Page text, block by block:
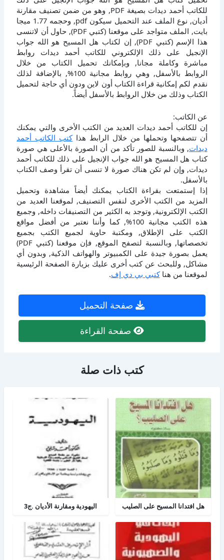
للكاتب أحمد ديدات بصيغة PDF, وهو من ضمن تصنيف مقارنة
أديان, نوع الملف عند التحميل سيكون pdf, وحجمه 1.77 ميجا
بايت, الملف متواجد على موقعنا (كتبي PDF), حاول أن لاتنسى
هذا الإسم (كتبي PDF), إن لكتاب هل المسيح هو الله جواب
الإنجيل على ذلك الإلكتروني للكاتب أحمد ديدات روابط
مباشرة وكاملة مجانا, وبإمكانك تحميل الكتاب من خلال
الروابط بالأسفل, وهي روابط مجانية 100%, بالإضافة لذلك
نقدم لكم إمكانية قراءة الكتاب أون لاين ودون أي حاجة لتحميل
الكتاب وذلك من خلال الروابط بالأسفل أيضاً.
عن الكاتب:
إن للكاتب أحمد ديدات العديد من الكتب الأخرى والتي يمكنك
أن تتصفحها وتحملها من خلال الرابط هذاكتب الكاتب أحمد
ديدات, وبالنسبة للصور تأكد من أن الصورة بالأعلى هي صورة
كتاب هل المسيح هو الله جواب الإنجيل على ذلك للكاتب أحمد
ديدات, وإن لم تكن هناك صورة لا تنسى أن تقرأ وصف الكتاب
بالأسفل.
إذا إستمتعت بقراءة الكتاب يمكنك أيضاً مشاهدة وتحميل
المزيد من الكتب الأخرى لنفس التصنيف, لموقعنا العديد من
الكتب الإلكترونية, وتوجد به الكثير من التصنيفات داخله, وجميع
هذه الكتب مجانية 100%, كما وأننا نعتبر من أفضل مواقع
الكتب على الإطلاق, ومكتبة حاوية لجميع الكتب بجميع
تخصصاتها, وبالنسبة لتصفح الموقع, فإن موقعنا (كتبي PDF)
يعمل بصورة جيدة على الكمبيوتر والهواتف الذكية, وبدون أي
مشاكل, وللبحث عن كتب أخرى عليك بزيارة الصفحة الرئيسية
لموقعنا من هناكتبي بي دي إف.
صفحة التحميل
صفحة القراءة
كتب ذات صلة
هل افتدانا المسيح على الصليب اليهودية ومقارنة الأديان .ج3